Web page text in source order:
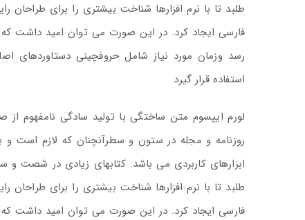
طلبد تا با نرم افزارها شناخت بیشتری را برای
فارسی ایجاد کرد. در این صورت می توان امید داشت
رسد وزمان مورد نیاز شامل حروفچینی دستاوردهای
استفاده قرار گیرد
لورم ایپسوم متن ساختگی با تولید سادگی نامفهوم
روزنامه و مجله در ستون و سطرآنچنان که لازم است و
ابزارهای کاربردی می باشد. کتابهای زیادی در شصت
طلبد تا با نرم افزارها شناخت بیشتری را برای
فارسی ایجاد کرد. در این صورت می توان امید داشت